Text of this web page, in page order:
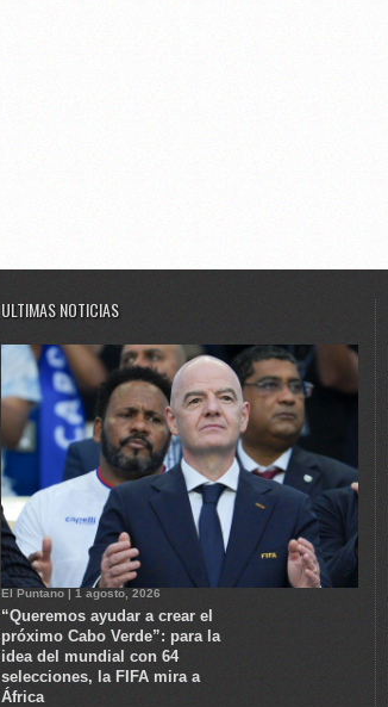
ULTIMAS NOTICIAS
El Puntano | 1 agosto, 2026
“Queremos ayudar a crear el
próximo Cabo Verde”: para la
idea del mundial con 64
selecciones, la FIFA mira a
África